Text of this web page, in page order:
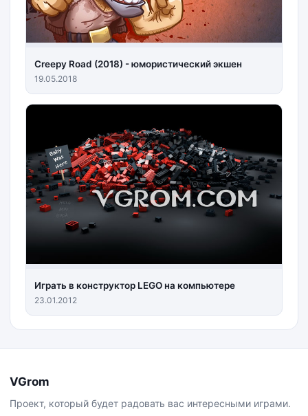
Creepy Road (2018) - юмористический экшен
19.05.2018
Играть в конструктор LEGO на компьютере
23.01.2012
VGrom
Проект, который будет радовать вас интересными играми.